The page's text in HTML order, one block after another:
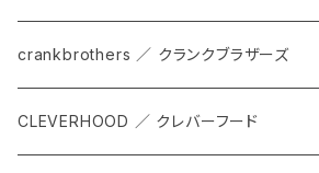
TKS
SACOCHE
ACCESORRIES
RIDE ACCESORRIES
crankbrothers ／ クランクブラザーズ
CLEVERHOOD ／ クレバーフード